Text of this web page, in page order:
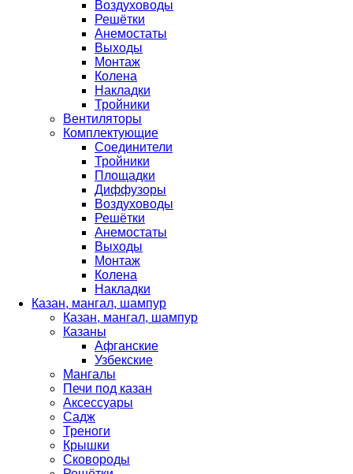
Воздуховоды
Решётки
Анемостаты
Выходы
Монтаж
Колена
Накладки
Тройники
Вентиляторы
Комплектующие
Соединители
Тройники
Площадки
Диффузоры
Воздуховоды
Решётки
Анемостаты
Выходы
Монтаж
Колена
Накладки
Казан, мангал, шампур
Казан, мангал, шампур
Казаны
Афганские
Узбекские
Мангалы
Печи под казан
Аксессуары
Садж
Треноги
Крышки
Сковороды